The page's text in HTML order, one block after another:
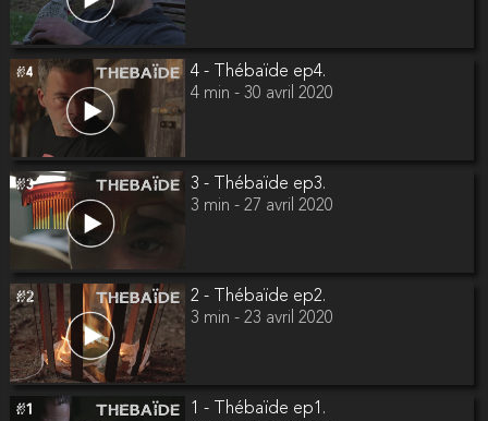
4 - Thébaïde ep4.
4 min - 30 avril 2020
3 - Thébaïde ep3.
3 min - 27 avril 2020
2 - Thébaïde ep2.
3 min - 23 avril 2020
1 - Thébaïde ep1.